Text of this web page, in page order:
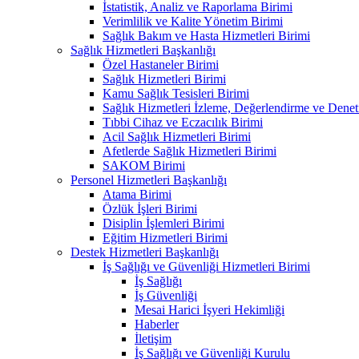
İstatistik, Analiz ve Raporlama Birimi
Verimlilik ve Kalite Yönetim Birimi
Sağlık Bakım ve Hasta Hizmetleri Birimi
Sağlık Hizmetleri Başkanlığı
Özel Hastaneler Birimi
Sağlık Hizmetleri Birimi
Kamu Sağlık Tesisleri Birimi
Sağlık Hizmetleri İzleme, Değerlendirme ve
Tıbbi Cihaz ve Eczacılık Birimi
Acil Sağlık Hizmetleri Birimi
Afetlerde Sağlık Hizmetleri Birimi
SAKOM Birimi
Personel Hizmetleri Başkanlığı
Atama Birimi
Özlük İşleri Birimi
Disiplin İşlemleri Birimi
Eğitim Hizmetleri Birimi
Destek Hizmetleri Başkanlığı
İş Sağlığı ve Güvenliği Hizmetleri Birimi
İş Sağlığı
İş Güvenliği
Mesai Harici İşyeri Hekimliği
Haberler
İletişim
İş Sağlığı ve Güvenliği Kurulu